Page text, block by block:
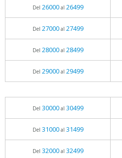
Del 26000al 26499
Del 27000al 27499
Del 28000al 28499
Del 29000al 29499
Del 30000al 30499
Del 31000al 31499
Del 32000al 32499